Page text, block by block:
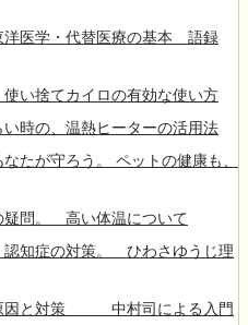
洋医学・代替医療の基本 語録
い捨てカイロの有効な使い方
い時の、温熱ヒーターの活用法
たが守ろう。 ペットの健康も、
疑問。 高い体温について
認知症の対策。 ひわさゆうじ理
因と対策 中村司による入門